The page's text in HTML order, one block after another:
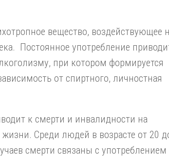
вещество, воздействующее
Постоянное употребление
при котором формируется
от спиртного, личностная
к смерти и инвалидности на
Среди людей в возрасте от 20
смерти связаны с употреблением